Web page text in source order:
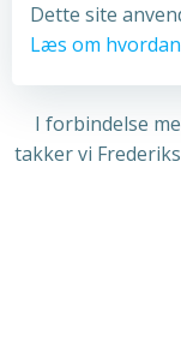
Dette site
Læs om
I forbindelse
takker vi